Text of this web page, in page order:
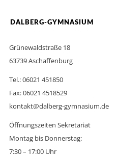
DALBERG-GYMNASIUM
Grünewaldstraße 18
63739 Aschaffenburg
Tel.: 06021 451850
Fax: 06021 4518529
kontakt@dalberg-gymnasium.de
Öffnungszeiten Sekretariat
Montag bis Donnerstag:
7:30 – 17:00 Uhr